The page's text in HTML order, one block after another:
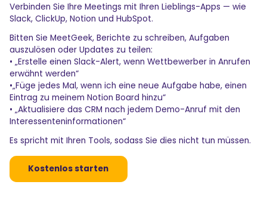
Verbinden Sie Ihre Meetings mit Ihren Lieblings-Apps — wie
Slack, ClickUp, Notion und HubSpot.
Bitten Sie MeetGeek, Berichte zu schreiben, Aufgaben
auszulösen oder Updates zu teilen:
• „Erstelle einen Slack-Alert, wenn Wettbewerber in Anrufen
erwähnt werden“
•„Füge jedes Mal, wenn ich eine neue Aufgabe habe, einen
Eintrag zu meinem Notion Board hinzu“
• „Aktualisiere das CRM nach jedem Demo-Anruf mit den
Interessenteninformationen“
Es spricht mit Ihren Tools, sodass Sie dies nicht tun müssen.
Kostenlos starten